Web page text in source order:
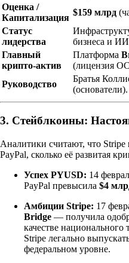
Оценка /
Капитализация
$159 млрд
Статус
лидерства
бизнеса и
Главный
крипто-актив
Платформа
(лицензия
Руководство
Братья
(основатели).
3. Стейблкоины:
Аналитики считают, что Stripe
PayPal, сколько её развитая
Успех PYUSD: 14
PayPal превысила $4
Амбиции Stripe: 17
Bridge — получила
качестве национального
Stripe легально
федеральном уровне.